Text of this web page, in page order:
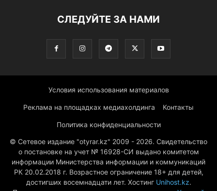
СЛЕДУЙТЕ ЗА НАМИ
Условия использования материалов
Реклама на площадках медиахолдинга Контакты
Политика конфиденциальности
© Сетевое издание "otyrar.kz" 2009 - 2026. Свидетельство
о постановке на учет № 16928-СИ выдано комитетом
информации Министерства информации и коммуникаций
РК 20.02.2018 г. Возрастное ограничение 18+ для детей,
достигших восемнадцати лет. Хостинг Unihost.kz.